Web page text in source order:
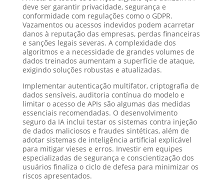
deve ser garantir privacidade, segurança e
conformidade com regulações como o GDPR.
Vazamentos ou acessos indevidos podem acarretar
danos à reputação das empresas, perdas financeiras
e sanções legais severas. A complexidade dos
algoritmos e a necessidade de grandes volumes de
dados treinados aumentam a superfície de ataque,
exigindo soluções robustas e atualizadas.
Implementar autenticação multifator, criptografia de
dados sensíveis, auditoria contínua do modelo e
limitar o acesso de APIs são algumas das medidas
essenciais recomendadas. O desenvolvimento
seguro da IA inclui testar os sistemas contra injeção
de dados maliciosos e fraudes sintéticas, além de
adotar sistemas de inteligência artificial explicável
para mitigar vieses e erros. Investir em equipes
especializadas de segurança e conscientização dos
usuários finaliza o ciclo de defesa para minimizar os
riscos apresentados.